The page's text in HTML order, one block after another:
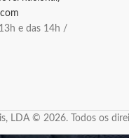
e das 14h /
LDA © 2026. Todos os